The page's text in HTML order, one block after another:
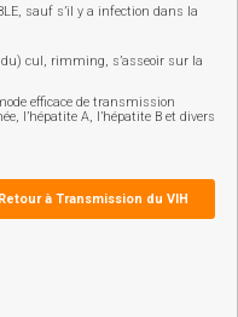
sauf s’il y a infection dans la
cul, rimming, s’asseoir sur la
efficace de transmission
l’hépatite A, l’hépatite B et divers
à Transmission du VIH